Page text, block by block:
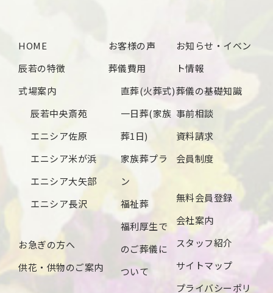
2024年4月
2024年3月
2024年1月
2023年12月
HOME
辰若の特徴
式場案内
辰若中央斎苑
エニシア佐原
エニシア米が浜
エニシア大矢部
エニシア長沢
お急ぎの方へ
供花・供物のご案内
お客様の声
葬儀費用
直葬(火葬式)
一日葬(家族
葬1日)
家族葬プラ
ン
福祉葬
福利厚生で
のご葬儀に
ついて
お知らせ・イベン
ト情報
葬儀の基礎知識
事前相談
資料請求
会員制度
無料会員登録
会社案内
スタッフ紹介
サイトマップ
プライバシーポリ